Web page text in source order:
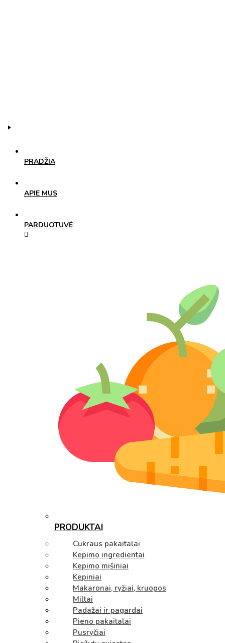
PRADŽIA
APIE MUS
PARDUOTUVĖ
PRODUKTAI
Cukraus pakaitalai
Kepimo ingredientai
Kepimo mišiniai
Kepiniai
Makaronai, ryžiai, kruopos
Miltai
Padažai ir pagardai
Pieno pakaitalai
Pusryčiai